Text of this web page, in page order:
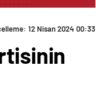
12 Nisan 2024 00:33